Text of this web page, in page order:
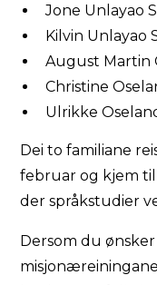
Jone Unlayao
Kilvin Unlayao
August Martin
Christine
Ulrikke
Dei to familiane
februar og kjem til
der språkstudier
Dersom du